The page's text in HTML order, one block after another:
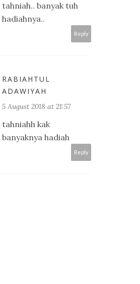
tahniah.. banyak tuh
hadiahnya..
Reply
RABIAHTUL
ADAWIYAH
5 August 2018 at 21:57
tahniahh kak
banyaknya hadiah
Reply